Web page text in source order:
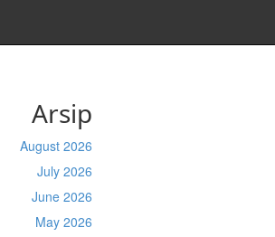
Arsip
August 2026
July 2026
June 2026
May 2026